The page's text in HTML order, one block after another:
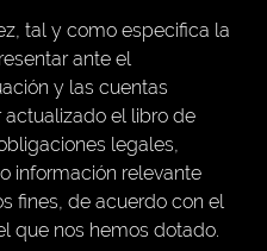
tal y como especifica la
ante el
y las cuentas
el libro de
legales,
información relevante
fines, de acuerdo con el
que nos hemos dotado.